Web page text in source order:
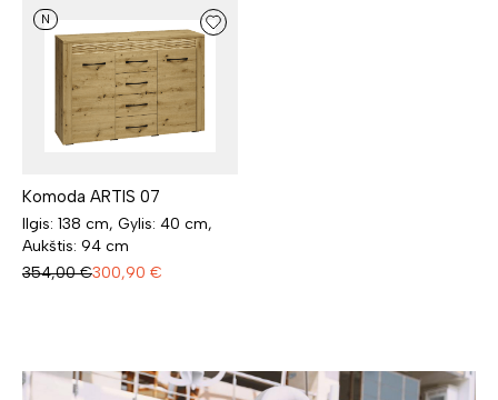
N
Komoda ARTIS 07
Ilgis: 138 cm, Gylis: 40 cm,
Aukštis: 94 cm
354,00 €300,90 €